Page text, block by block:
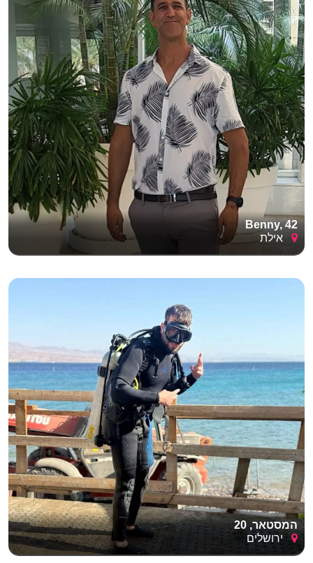
Benny, 42
אילת
המסטאר, 20
ירושלים